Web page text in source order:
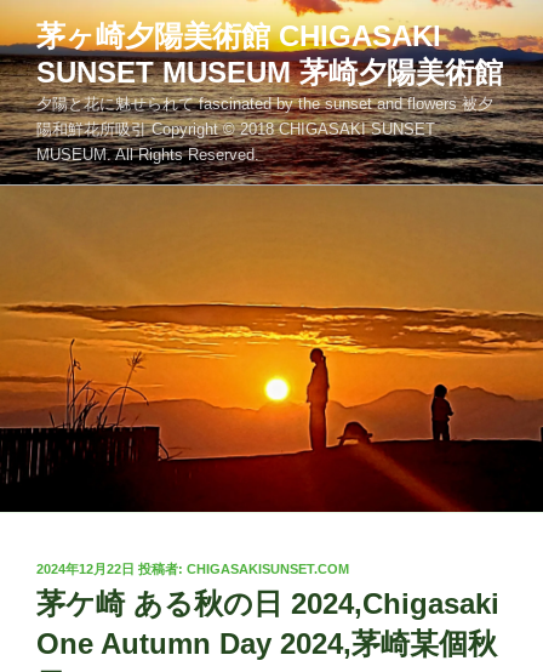
コ
ン
テ
ン
ツ
へ
ス
茅ヶ崎夕陽美術館 CHIGASAKI
SUNSET MUSEUM 茅崎夕陽美術館
夕陽と花に魅せられて fascinated by the sunset and flowers 被夕
陽和鮮花所吸引 Copyright © 2018 CHIGASAKI SUNSET
MUSEUM. All Rights Reserved.
投
稿
日:
2024年12月22日 投稿者: CHIGASAKISUNSET.COM
茅ケ崎 ある秋の日 2024,Chigasaki
One Autumn Day 2024,茅崎某個秋